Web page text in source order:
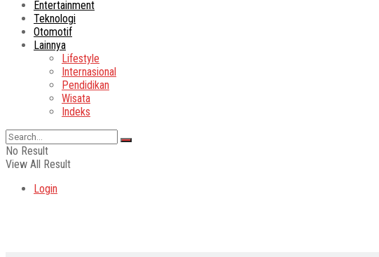
Entertainment
Teknologi
Otomotif
Lainnya
Lifestyle
Internasional
Pendidikan
Wisata
Indeks
No Result
View All Result
Login